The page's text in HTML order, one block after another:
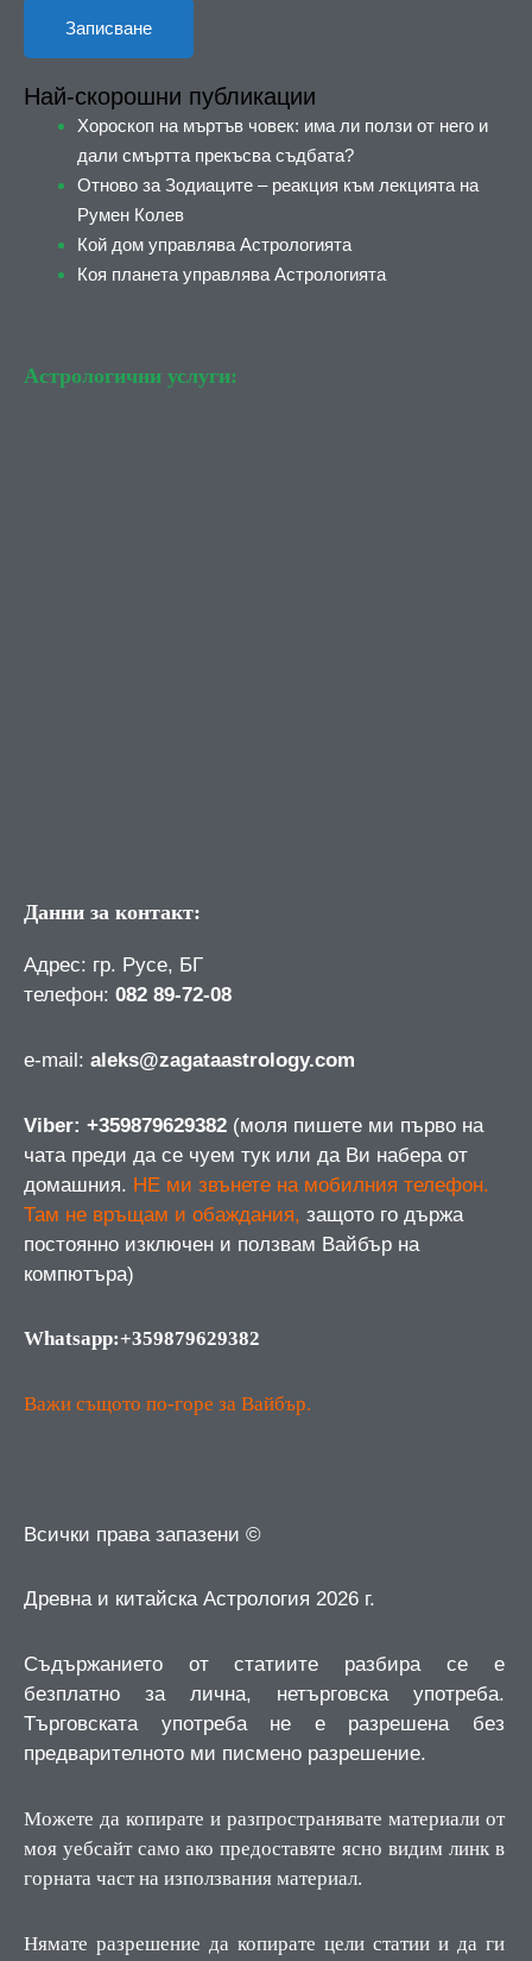
Най-скорошни публикации
Хороскоп на мъртъв човек: има ли ползи от него и
дали смъртта прекъсва съдбата?
Отново за Зодиаците – реакция към лекцията на
Румен Колев
Кой дом управлява Астрологията
Коя планета управлява Астрологията
Астрологични услуги:
Данни за контакт:
Адрес: гр. Русе, БГ
телефон: 082 89-72-08
е-mail: aleks@zagataastrology.com
Viber: +359879629382 (моля пишете ми първо на
чата преди да се чуем тук или да Ви набера от
домашния. НЕ ми звънете на мобилния телефон.
Там не връщам и обаждания, защото го държа
постоянно изключен и ползвам Вайбър на
компютъра)
Whatsapp:+359879629382
Важи същото по-горе за Вайбър.
Всички права запазени ©
Древна и китайска Астрология 2026 г.
Съдържанието от статиите разбира се е
безплатно за лична, нетърговска употреба.
Търговската употреба не е разрешена без
предварителното ми писмено разрешение.
Можете да копирате и разпространявате материали от
моя уебсайт само ако предоставяте ясно видим линк в
горната част на използвания материал.
Нямате разрешение да копирате цели статии и да ги